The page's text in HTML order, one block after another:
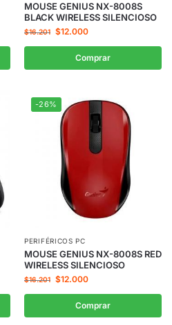
MOUSE GENIUS NX-8008S
BLACK WIRELESS SILENCIOSO
$16.201 $12.000
Comprar
-26%
PERIFÉRICOS PC
MOUSE GENIUS NX-8008S RED
WIRELESS SILENCIOSO
$16.201 $12.000
Comprar